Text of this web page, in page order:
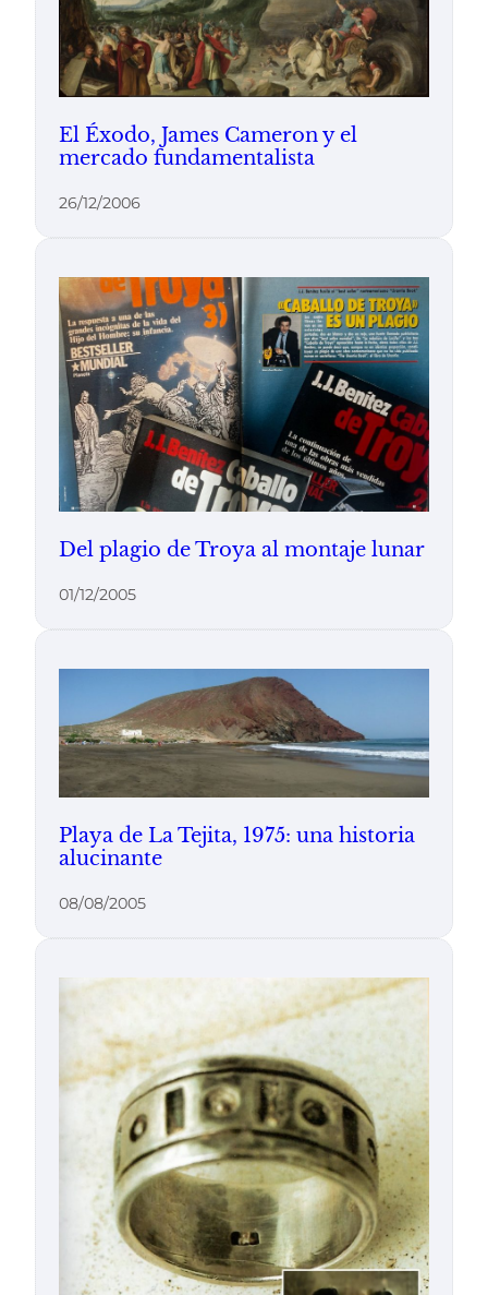
El Éxodo, James Cameron y el
mercado fundamentalista
26/12/2006
Del plagio de Troya al montaje lunar
01/12/2005
Playa de La Tejita, 1975: una historia
alucinante
08/08/2005